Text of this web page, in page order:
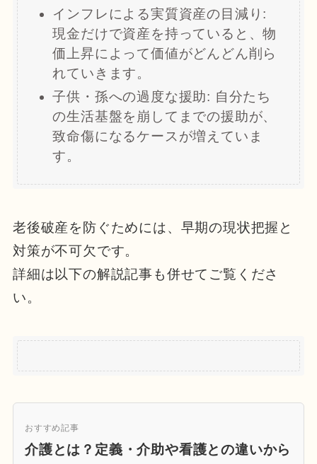
インフレによる実質資産の目減り:
現金だけで資産を持っていると、物
価上昇によって価値がどんどん削ら
れていきます。
子供・孫への過度な援助: 自分たち
の生活基盤を崩してまでの援助が、
致命傷になるケースが増えていま
す。
老後破産を防ぐためには、早期の現状把握と
対策が不可欠です。
詳細は以下の解説記事も併せてご覧くださ
い。
おすすめ記事
介護とは？定義・介助や看護との違いから